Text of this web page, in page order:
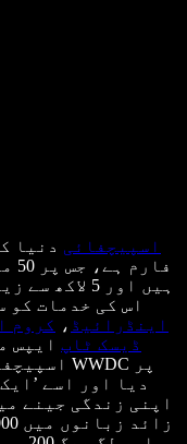
اسپیچفائی دنیا
ہیں اور 5
اس کی خدمات کو
اینڈرائیڈ ، کروم
ڈیسک ٹاپ ایپس
WWDC پر
دیا اور اسے